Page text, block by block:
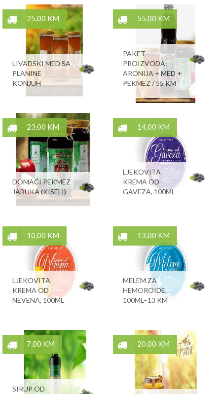
25,00 KM
LIVADSKI MED SA
PLANINE
KONJUH
55,00 KM
PAKET
PROIZVODA:
ARONIJA + MED +
PEKMEZ / 55 KM
23,00 KM
DOMAĆI PEKMEZ
JABUKA (KISELI)
14,00 KM
LJEKOVITA
KREMA OD
GAVEZA, 100ML
10,00 KM
LJEKOVITA
KREMA OD
NEVENA, 100ML
13,00 KM
MELEM ZA
HEMOROIDE
100ML–13 KM
7,00 KM
SIRUP OD
20,00 KM